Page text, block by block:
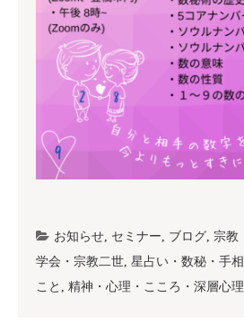
お知らせ, セミナー, ブログ, 宗教
学会・宗教二世, 星占い・数秘・手相
こと , 精神・心理・こころ・深層心